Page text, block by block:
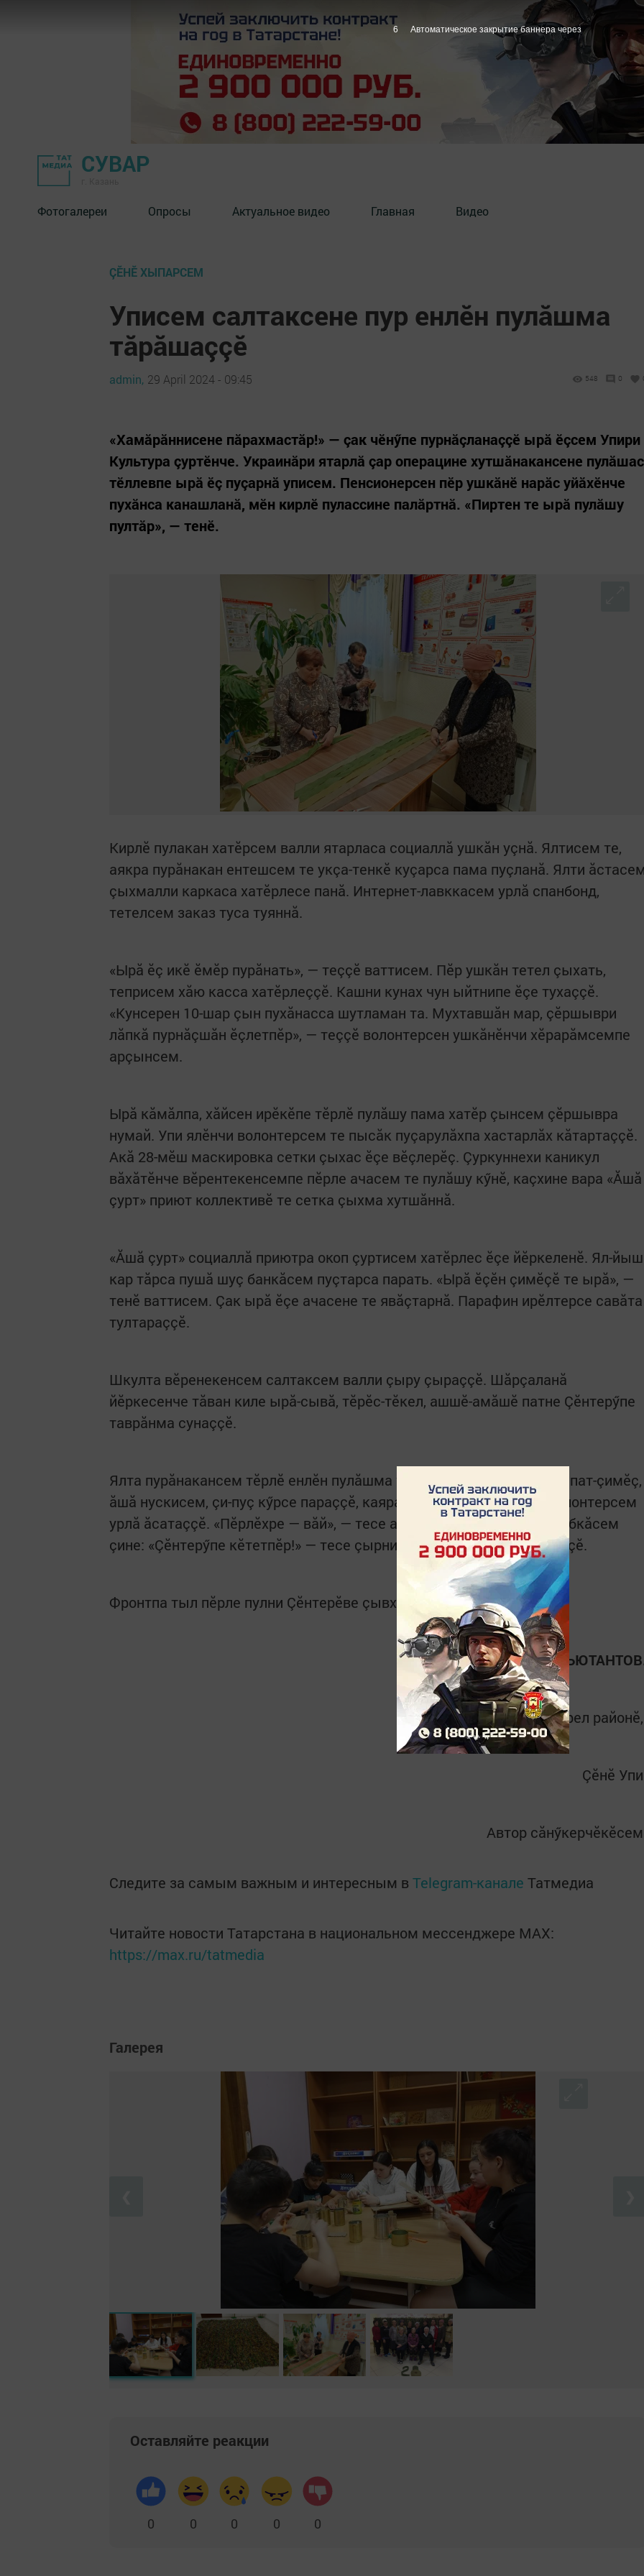
СУВАР
Фотогалереи Опросы Актуальное видео Главная Видео
ÇӖНӖ ХЫПАРСЕМ
Уписем салтаксене пур енлӗн пулăшма
тăрăшаççӗ
admin, 29 April 2024 - 09:45 548 0
«Хамăрăннисене пăрахмастăр!» — çак чӗнӳпе пурнăçланаççӗ ырă ӗçсем Упири
Культура çуртӗнче. Украинăри ятарлă çар операцине хутшăнакансене пулăшас
тӗллевпе ырă ӗç пуçарнă уписем. Пенсионерсен пӗр ушкăнӗ нарăс уйăхӗнче
пухăнса канашланă, мӗн кирлӗ пулассине палăртнă. «Пиртен те ырă пулăшу
пултăр», — тенӗ.
Кирлӗ пулакан хатӗрсем валли ятарласа социаллă ушкăн уçнă. Ялтисем те,
аякра пурăнакан ентешсем те укçа-тенкӗ куçарса пама пуçланă. Ялти
çыхмалли каркаса хатӗрлесе панă. Интернет-лавккасем урлă спанбонд,
тетелсем заказ туса туяннă.
«Ырă ӗç икӗ ӗмӗр пурăнать», — теççӗ ваттисем. Пӗр ушкăн тетел çыхать,
теприсем хăю касса хатӗрлеççӗ. Кашни кунах чун ыйтнипе ӗçе тухаççӗ.
«Кунсерен 10-шар çын пухăнасса шутламан та. Мухтавшăн мар, çӗршыври
лăпкă пурнăçшăн ӗçлетпӗр», — теççӗ волонтерсен ушкăнӗнчи хӗрарăмсемпе
арçынсем.
Ырă кăмăлпа, хăйсен ирӗкӗпе тӗрлӗ пулăшу пама хатӗр çынсем çӗршывра
нумай. Упи ялӗнчи волонтерсем те пысăк пуçарулăхпа хастарлăх кăтартаççӗ.
Акă 28-мӗш маскировка сетки çыхас ӗçе вӗçлерӗç. Çуркуннехи каникул
вăхăтӗнче вӗрентекенсемпе пӗрле ачасем те пулăшу кӳнӗ, каçхине вара «Ăшă
çурт» приют коллективӗ те сетка çыхма хутшăннă.
«Ăшă çурт» социаллă приютра окоп çуртисем хатӗрлес ӗçе йӗркеленӗ. Ял-йыш
кар тăрса пушă шуç банкăсем пуçтарса парать. «Ырă ӗçӗн çимӗçӗ те ырă», —
тенӗ ваттисем. Çак ырă ӗçе ачасене те явăçтарнă. Парафин ирӗлтерсе савăта
тултараççӗ.
Шкулта вӗренекенсем салтаксем валли çыру çыраççӗ. Шăрçаланă
йӗркесенче тăван киле ырă-сывă, тӗрӗс-тӗкел, ашшӗ-амăшӗ патне Çӗнтерӳпе
таврăнма сунаççӗ.
Ялта пурăнакансем тӗрлӗ енлӗн пулăшма тăрăшаççӗ. Ял хутлăхне апат-çимӗç,
ăшă нускисем, çи-пуç кӳрсе параççӗ, каярахпа салтаксем патне волонтерсем
урлă ăсатаççӗ. «Пӗрлӗхре — вăй», — тесе ахальтен каламаççӗ. Коробкăсем
çине: «Çӗнтерӳпе кӗтетпӗр!» — тесе çырнисем те çакна çирӗплетеççӗ.
Фронтпа тыл пӗрле пулни Çӗнтерӗве çывхартма хавхалантарать.
Юрий
Çӗпрел
Çӗнӗ
Автор
Следите за самым важным и интересным в Telegram-канале Татмедиа
Читайте новости Татарстана в национальном мессенджере MАХ:
https://max.ru/tatmedia
Галерея
Оставляйте реакции
0 0 0 0 0
5 Автоматическое закрытие баннера через